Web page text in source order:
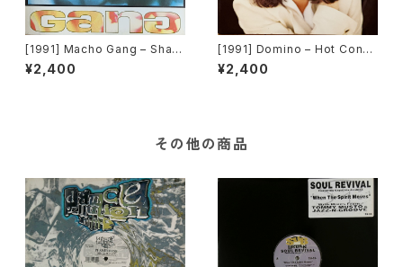
[1991] Macho Gang – Shak
e Shake [Time Records][T
RD 1204]
¥2,400
[1991] Domino – Hot Confe
ssion[A.Beat-C.]
¥2,400
その他の商品